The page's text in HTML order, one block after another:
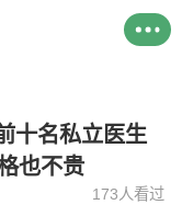
十名私立医生
也不贵
173人看过